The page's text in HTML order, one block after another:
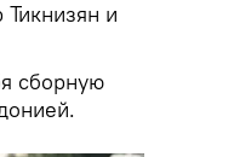
и
сборную